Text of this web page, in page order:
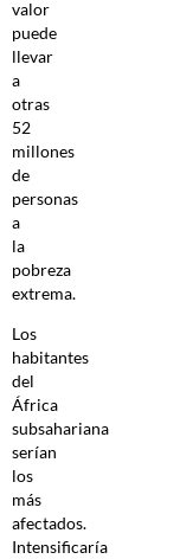
valor
puede
llevar
a
otras
52
millones
de
personas
a
la
pobreza
extrema.
Los
habitantes
del
África
subsahariana
serían
los
más
afectados.
Intensificaría